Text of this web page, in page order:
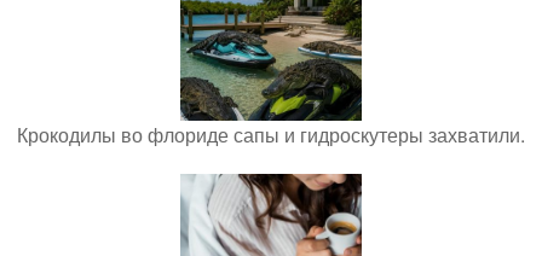
Крокодилы во флориде сапы и гидроскутеры захватили.